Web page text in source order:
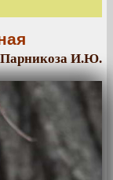
Парникоза И.Ю.